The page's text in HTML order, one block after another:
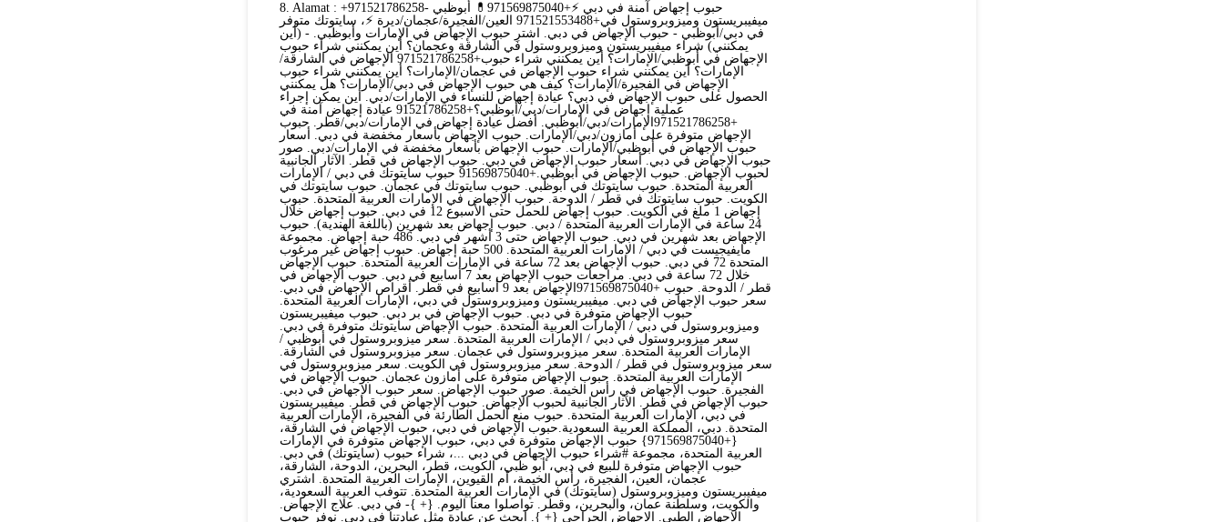
8. Alamat : +971521786258حبوب إجهاض آمنة في دبي ⚡+971569875040💊 أبوظبي -
ميفيبريستون وميزوبروستول في+971521553488 العين/الفجيرة/عجمان/ديرة ⚡، سايتوتك متوفر
في دبي/أبوظبي - حبوب الإجهاض في دبي. اشترِ حبوب الإجهاض في الإمارات وأبوظبي. - (أين
يمكنني) شراء ميفيبريستون وميزوبروستول في الشارقة وعجمان؟ أين يمكنني شراء حبوب
الإجهاض في أبوظبي/الإمارات؟ أين يمكنني شراء حبوب+971521786258 الإجهاض في الشارقة/
الإمارات؟ أين يمكنني شراء حبوب الإجهاض في عجمان/الإمارات؟ أين يمكنني شراء حبوب
الإجهاض في الفجيرة/الإمارات؟ كيف هي حبوب الإجهاض في دبي/الإمارات؟ هل يمكنني
الحصول على حبوب الإجهاض في دبي؟ عيادة إجهاض للنساء في الإمارات/دبي. أين يمكن إجراء
عملية إجهاض في الإمارات/دبي/أبوظبي؟+91521786258 عيادة إجهاض آمنة في
+971521786258الإمارات/دبي/أبوظبي. أفضل عيادة إجهاض في الإمارات/دبي/قطر. حبوب
الإجهاض متوفرة على أمازون/دبي/الإمارات. حبوب الإجهاض بأسعار مخفضة في دبي. أسعار
حبوب الإجهاض في أبوظبي/الإمارات. حبوب الإجهاض بأسعار مخفضة في الإمارات/دبي. صور
حبوب الإجهاض في دبي. أسعار حبوب الإجهاض في دبي. حبوب الإجهاض في قطر. الآثار الجانبية
لحبوب الإجهاض. حبوب الإجهاض في أبوظبي.+91569875040 حبوب سايتوتك في دبي / الإمارات
العربية المتحدة. حبوب سايتوتك في أبوظبي. حبوب سايتوتك في عجمان. حبوب سايتوتك في
الكويت. حبوب سايتوتك في قطر / الدوحة. حبوب الإجهاض في الإمارات العربية المتحدة. حبوب
إجهاض 1 ملغ في الكويت. حبوب إجهاض للحمل حتى الأسبوع 12 في دبي. حبوب إجهاض خلال
24 ساعة في الإمارات العربية المتحدة / دبي. حبوب إجهاض بعد شهرين (باللغة الهندية). حبوب
الإجهاض بعد شهرين في دبي. حبوب الإجهاض حتى 3 أشهر في دبي. 486 حبة إجهاض. مجموعة
مايفيجيست في دبي / الإمارات العربية المتحدة. 500 حبة إجهاض. حبوب إجهاض غير مرغوب
المتحدة 72 في دبي. حبوب الإجهاض بعد 72 ساعة في الإمارات العربية المتحدة. حبوب الإجهاض
خلال 72 ساعة في دبي. مراجعات حبوب الإجهاض بعد 7 أسابيع في دبي. حبوب الإجهاض في
قطر / الدوحة. حبوب +971569875040الإجهاض بعد 9 أسابيع في قطر. أقراص الإجهاض في دبي.
سعر حبوب الإجهاض في دبي. ميفيبريستون وميزوبروستول في دبي، الإمارات العربية المتحدة.
حبوب الإجهاض متوفرة في دبي. حبوب الإجهاض في بر دبي. حبوب ميفيبريستون
وميزوبروستول في دبي / الإمارات العربية المتحدة. حبوب الإجهاض سايتوتك متوفرة في دبي.
سعر ميزوبروستول في دبي / الإمارات العربية المتحدة. سعر ميزوبروستول في أبوظبي /
الإمارات العربية المتحدة. سعر ميزوبروستول في عجمان. سعر ميزوبروستول في الشارقة.
سعر ميزوبروستول في قطر / الدوحة. سعر ميزوبروستول في الكويت. سعر ميزوبروستول في
الإمارات العربية المتحدة. حبوب الإجهاض متوفرة على أمازون عجمان. حبوب الإجهاض في
الفجيرة. حبوب الإجهاض في رأس الخيمة. صور حبوب الإجهاض. سعر حبوب الإجهاض في دبي.
حبوب الإجهاض في قطر. الآثار الجانبية لحبوب الإجهاض. حبوب الإجهاض في قطر. ميفيبريستون
في دبي، الإمارات العربية المتحدة. حبوب منع الحمل الطارئة في الفجيرة، الإمارات العربية
المتحدة. دبي، المملكة العربية السعودية.حبوب الإجهاض في دبي، حبوب الإجهاض في الشارقة،
{+971569875040} حبوب الإجهاض متوفرة في دبي، حبوب الإجهاض متوفرة في الإمارات
العربية المتحدة، مجموعة #شراء حبوب الإجهاض في دبي ...، شراء حبوب (سايتوتك) في دبي.
حبوب الإجهاض متوفرة للبيع في دبي، أبو ظبي، الكويت، قطر، البحرين، الدوحة، الشارقة،
عجمان، العين، الفجيرة، رأس الخيمة، أم القيوين، الإمارات العربية المتحدة. اشتري
ميفيبريستون وميزوبروستول (سايتوتك) في الإمارات العربية المتحدة. تتوفب العربية السعودية،
والكويت، وسلطنة عمان، والبحرين، وقطر. تواصلوا معنا اليوم. {+ }- في دبي. علاج الإجهاض.
الإجهاض الطبي. الإجهاض الجراحي {+ }. ابحث عن عيادة مثل عيادتنا في دبي. نوفر حبوب